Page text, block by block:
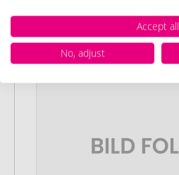
Accept all
No, adjust